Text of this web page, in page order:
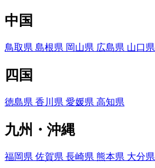
中国
鳥取県 島根県 岡山県 広島県 山口県
四国
徳島県 香川県 愛媛県 高知県
九州・沖縄
福岡県 佐賀県 長崎県 熊本県 大分県